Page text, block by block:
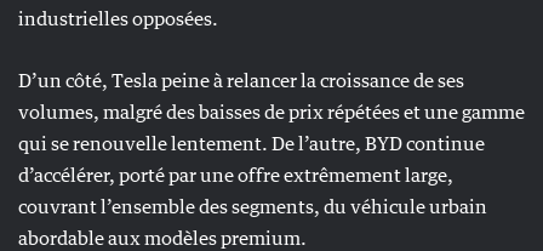
industrielles opposées.
D’un côté, Tesla peine à relancer la croissance de ses
volumes, malgré des baisses de prix répétées et une gamme
qui se renouvelle lentement. De l’autre, BYD continue
d’accélérer, porté par une offre extrêmement large,
couvrant l’ensemble des segments, du véhicule urbain
abordable aux modèles premium.